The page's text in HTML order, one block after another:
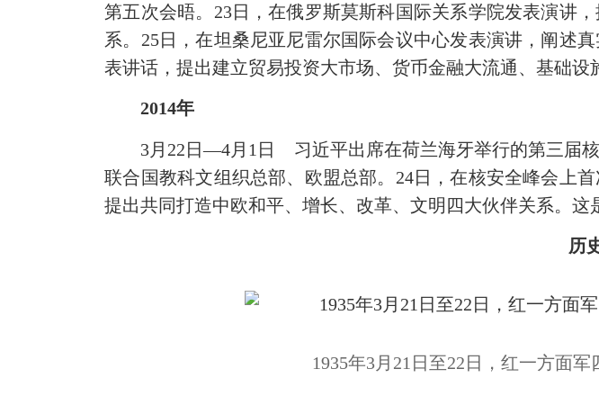
第五次会晤。23日，在俄罗斯莫斯科国际关系学院发表演讲
系。25日，在坦桑尼亚尼雷尔国际会议中心发表演讲，阐述
表讲话，提出建立贸易投资大市场、货币金融大流通、基础设
2014年
3月22日—4月1日 习近平出席在荷兰海牙举行的第三届核
联合国教科文组织总部、欧盟总部。24日，在核安全峰会上
提出共同打造中欧和平、增长、改革、文明四大伙伴关系。这
历
1935年3月21日至22日，红一方面